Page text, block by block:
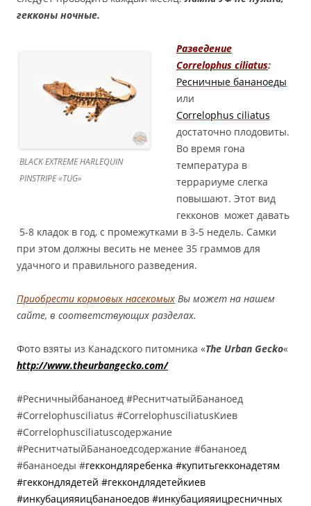
гекконы ночные.
BLACK EXTREME HARLEQUIN
PINSTRIPE «TUG»
Разведение
Correlophus ciliatus:
Ресничные бананоеды
или
Correlophus ciliatus
достаточно плодовиты.
Во время гона
температура в
террариуме слегка
повышают. Этот вид
гекконов может давать
5-8 кладок в год, с промежутками в 3-5 недель. Самки
при этом должны весить не менее 35 граммов для
удачного и правильного разведения.
Приобрести кормовых насекомых Вы может на нашем
сайте, в соответствующих разделах.
Фото взяты из Канадского питомника «The Urban Gecko«
http://www.theurbangecko.com/
#Ресничныйбананоед #РеснитчатыйБананоед
#Correlophusciliatus #CorrelophusciliatusКиев
#Correlophusciliatusсодержание
#РеснитчатыйБананоедсодержание #бананоед
#бананоеды #геккондляребенка #купитьгекконадетям
#геккондлядетей #геккондлядетейкиев
#инкубацияяицбананоедов #инкубацияяицресничных